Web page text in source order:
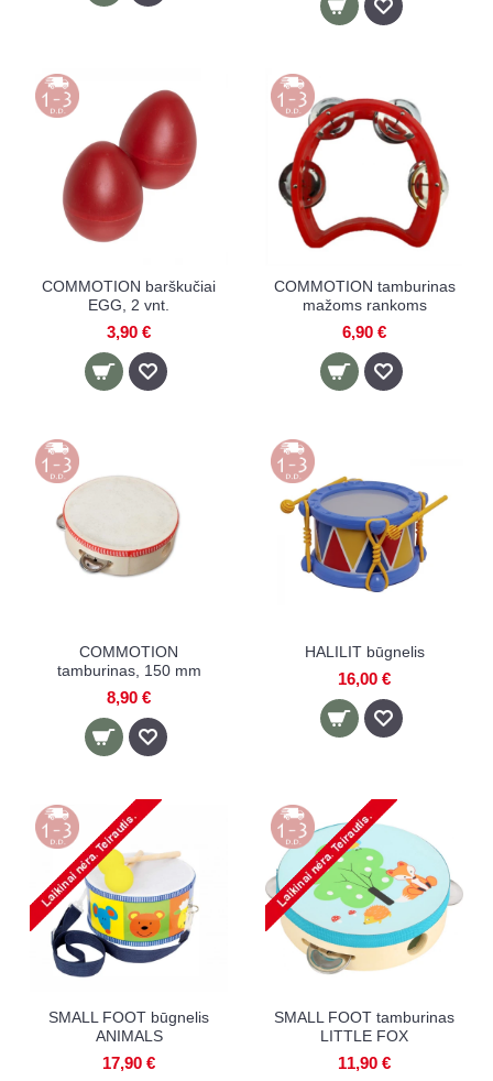
COMMOTION barškučiai
EGG, 2 vnt.
3,90 €
COMMOTION tamburinas
mažoms rankoms
6,90 €
COMMOTION
tamburinas, 150 mm
8,90 €
HALILIT būgnelis
16,00 €
SMALL FOOT būgnelis
ANIMALS
17,90 €
SMALL FOOT tamburinas
LITTLE FOX
11,90 €